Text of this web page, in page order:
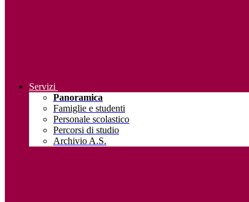
Servizi
Panoramica
Famiglie e studenti
Personale scolastico
Percorsi di studio
Archivio A.S.